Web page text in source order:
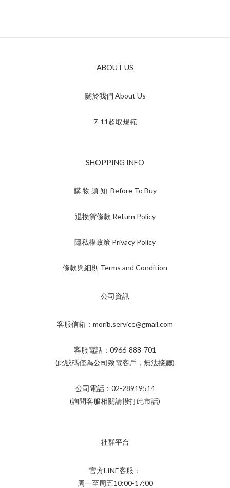
ABOUT US
關於我們 About Us
7-11超取規範
SHOPPING INFO
購 物 須 知 Before To Buy
退換貨條款 Return Policy
隱私權政策 Privacy Policy
條款與細則 Terms and Condition
公司資訊
客服信箱：morib.service@gmail.com
客服電話：0966-888-701
(此號碼僅為公司致電客戶，無法接聽)
公司電話：02-28919514
(詢問客服相關請撥打此市話)
社群平台
官方LINE客服：
周一至周五10:00-17:00